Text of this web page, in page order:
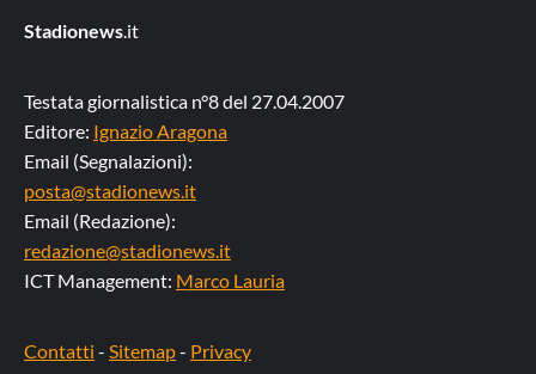
Stadionews.it
Testata giornalistica n°8 del 27.04.2007
Editore: Ignazio Aragona
Email (Segnalazioni):
posta@stadionews.it
Email (Redazione):
redazione@stadionews.it
ICT Management: Marco Lauria
Contatti - Sitemap- Privacy